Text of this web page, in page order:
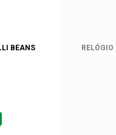
BEANS